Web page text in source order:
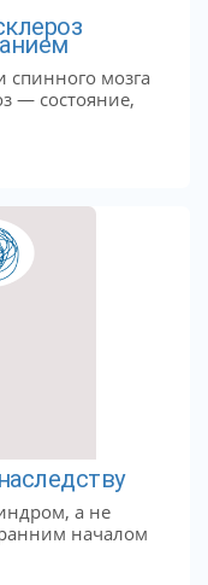
мозга
— состояние,
а не
началом